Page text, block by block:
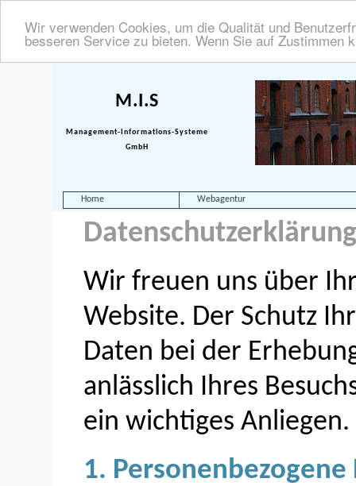
Wir verwenden Cookies, um die Qualität und
besseren Service zu bieten. Wenn Sie auf
M.I.S
Management-Informations-Systeme
GmbH
Home Webagentur
Datenschutzerklärung
Wir freuen uns über
Website. Der Schutz
Daten bei der
anlässlich Ihres
ein wichtiges Anliegen.
1. Personenbezogene